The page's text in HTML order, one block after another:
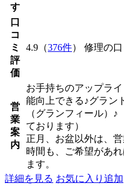
す
口
コ
ミ
評
価
4.9（376件） 修理の
営
業
案
内
お手持ちのアップラ
能向上できる♪グラン
（グランフィール）
ております）
正月、お盆以外は、
時間も、ご希望があ
ます。
詳細を見る お気に入り追加